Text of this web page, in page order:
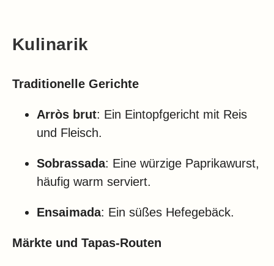
Kulinarik
Traditionelle Gerichte
Arròs brut: Ein Eintopfgericht mit Reis
und Fleisch.
Sobrassada: Eine würzige Paprikawurst,
häufig warm serviert.
Ensaimada: Ein süßes Hefegebäck.
Märkte und Tapas-Routen